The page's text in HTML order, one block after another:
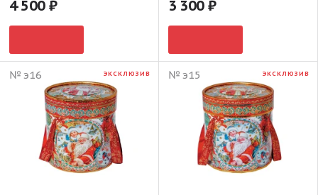
4 500 3 300
№ э16 ЭКСКЛЮЗИВ № э15 ЭКСКЛЮЗИВ